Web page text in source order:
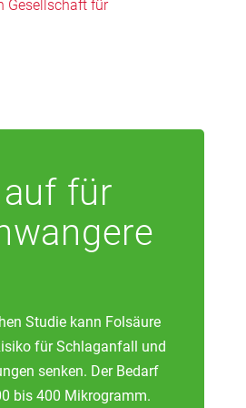
wird.
Da keine Frau
Gesellschaft für
für
Studie kann Folsäure
für Schlaganfall und
senken. Der Bedarf
bis 400 Mikrogramm.